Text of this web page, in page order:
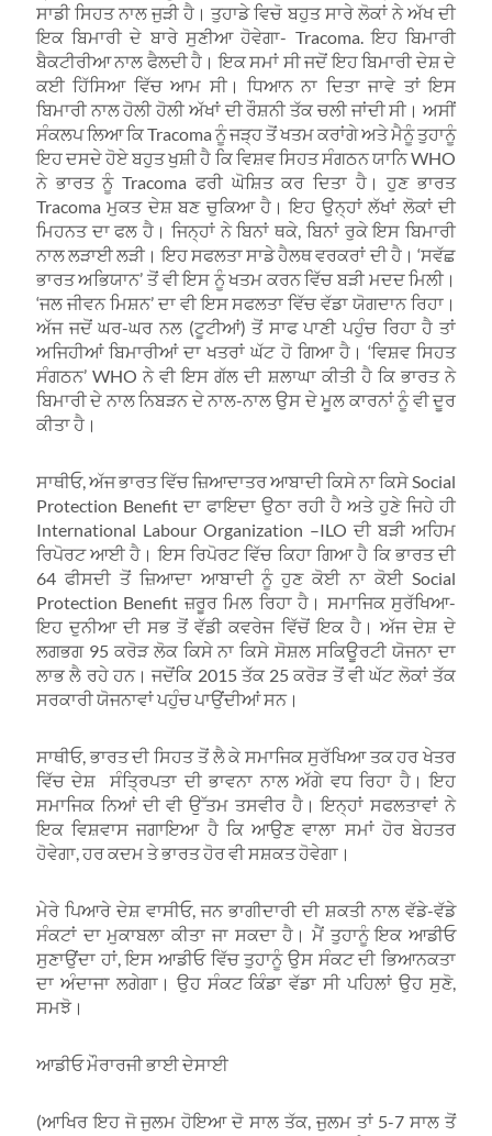
ਸਾਡੀ ਸਿਹਤ ਨਾਲ ਜੁੜੀ ਹੈ। ਤੁਹਾਡੇ ਵਿਚੋ ਬਹੁਤ ਸਾਰੇ ਲੋਕਾਂ ਨੇ ਅੱਖ ਦੀ
ਇਕ ਬਿਮਾਰੀ ਦੇ ਬਾਰੇ ਸੁਣੀਆ ਹੋਵੇਗਾ- Tracoma. ਇਹ ਬਿਮਾਰੀ
ਬੈਕਟੀਰੀਆ ਨਾਲ ਫੈਲਦੀ ਹੈ। ਇਕ ਸਮਾਂ ਸੀ ਜਦੋਂ ਇਹ ਬਿਮਾਰੀ ਦੇਸ਼ ਦੇ
ਕਈ ਹਿੱਸਿਆ ਵਿੱਚ ਆਮ ਸੀ। ਧਿਆਨ ਨਾ ਦਿਤਾ ਜਾਵੇ ਤਾਂ ਇਸ
ਬਿਮਾਰੀ ਨਾਲ ਹੋਲੀ ਹੋਲੀ ਅੱਖਾਂ ਦੀ ਰੌਸ਼ਨੀ ਤੱਕ ਚਲੀ ਜਾਂਦੀ ਸੀ। ਅਸੀਂ
ਸੰਕਲਪ ਲਿਆ ਕਿ Tracoma ਨੂੰ ਜੜ੍ਹ ਤੋਂ ਖਤਮ ਕਰਾਂਗੇ ਅਤੇ ਮੈਨੂੰ ਤੁਹਾਨੂੰ
ਇਹ ਦਸਦੇ ਹੋਏ ਬਹੁਤ ਖੁਸ਼ੀ ਹੈ ਕਿ ਵਿਸ਼ਵ ਸਿਹਤ ਸੰਗਠਨ ਯਾਨਿ WHO
ਨੇ ਭਾਰਤ ਨੂੰ Tracoma ਫਰੀ ਘੋਸ਼ਿਤ ਕਰ ਦਿਤਾ ਹੈ। ਹੁਣ ਭਾਰਤ
Tracoma ਮੁਕਤ ਦੇਸ਼ ਬਣ ਚੁਕਿਆ ਹੈ। ਇਹ ਉਨ੍ਹਾਂ ਲੱਖਾਂ ਲੋਕਾਂ ਦੀ
ਮਿਹਨਤ ਦਾ ਫਲ ਹੈ। ਜਿਨ੍ਹਾਂ ਨੇ ਬਿਨਾਂ ਥਕੇ, ਬਿਨਾਂ ਰੁਕੇ ਇਸ ਬਿਮਾਰੀ
ਨਾਲ ਲੜਾਈ ਲੜੀ। ਇਹ ਸਫਲਤਾ ਸਾਡੇ ਹੈਲਥ ਵਰਕਰਾਂ ਦੀ ਹੈ। ‘ਸਵੱਛ
ਭਾਰਤ ਅਭਿਯਾਨ’ ਤੋਂ ਵੀ ਇਸ ਨੂੰ ਖਤਮ ਕਰਨ ਵਿੱਚ ਬੜੀ ਮਦਦ ਮਿਲੀ।
‘ਜਲ ਜੀਵਨ ਮਿਸ਼ਨ’ ਦਾ ਵੀ ਇਸ ਸਫਲਤਾ ਵਿੱਚ ਵੱਡਾ ਯੋਗਦਾਨ ਰਿਹਾ।
ਅੱਜ ਜਦੋਂ ਘਰ-ਘਰ ਨਲ (ਟੂਟੀਆਂ) ਤੋਂ ਸਾਫ ਪਾਣੀ ਪਹੁੰਚ ਰਿਹਾ ਹੈ ਤਾਂ
ਅਜਿਹੀਆਂ ਬਿਮਾਰੀਆਂ ਦਾ ਖਤਰਾਂ ਘੱਟ ਹੋ ਗਿਆ ਹੈ। ‘ਵਿਸ਼ਵ ਸਿਹਤ
ਸੰਗਠਨ’ WHO ਨੇ ਵੀ ਇਸ ਗੱਲ ਦੀ ਸ਼ਲਾਘਾ ਕੀਤੀ ਹੈ ਕਿ ਭਾਰਤ ਨੇ
ਬਿਮਾਰੀ ਦੇ ਨਾਲ ਨਿਬੜਨ ਦੇ ਨਾਲ-ਨਾਲ ਉਸ ਦੇ ਮੂਲ ਕਾਰਨਾਂ ਨੂੰ ਵੀ ਦੂਰ
ਕੀਤਾ ਹੈ।
ਸਾਥੀਓ, ਅੱਜ ਭਾਰਤ ਵਿੱਚ ਜ਼ਿਆਦਾਤਰ ਆਬਾਦੀ ਕਿਸੇ ਨਾ ਕਿਸੇ Social
Protection Benefit ਦਾ ਫਾਇਦਾ ਉਠਾ ਰਹੀ ਹੈ ਅਤੇ ਹੁਣੇ ਜਿਹੇ ਹੀ
International Labour Organization –ILO ਦੀ ਬੜੀ ਅਹਿਮ
ਰਿਪੋਰਟ ਆਈ ਹੈ। ਇਸ ਰਿਪੋਰਟ ਵਿੱਚ ਕਿਹਾ ਗਿਆ ਹੈ ਕਿ ਭਾਰਤ ਦੀ
64 ਫੀਸਦੀ ਤੋਂ ਜ਼ਿਆਦਾ ਆਬਾਦੀ ਨੂੰ ਹੁਣ ਕੋਈ ਨਾ ਕੋਈ Social
Protection Benefit ਜ਼ਰੂਰ ਮਿਲ ਰਿਹਾ ਹੈ। ਸਮਾਜਿਕ ਸੁਰੱਖਿਆ-
ਇਹ ਦੁਨੀਆ ਦੀ ਸਭ ਤੋਂ ਵੱਡੀ ਕਵਰੇਜ ਵਿੱਚੋਂ ਇਕ ਹੈ। ਅੱਜ ਦੇਸ਼ ਦੇ
ਲਗਭਗ 95 ਕਰੋੜ ਲੋਕ ਕਿਸੇ ਨਾ ਕਿਸੇ ਸੋਸ਼ਲ ਸਕਿਊਰਟੀ ਯੋਜਨਾ ਦਾ
ਲਾਭ ਲੈ ਰਹੇ ਹਨ। ਜਦੋਂਕਿ 2015 ਤੱਕ 25 ਕਰੋੜ ਤੋਂ ਵੀ ਘੱਟ ਲੋਕਾਂ ਤੱਕ
ਸਰਕਾਰੀ ਯੋਜਨਾਵਾਂ ਪਹੁੰਚ ਪਾਉਂਦੀਆਂ ਸਨ।
ਸਾਥੀਓ, ਭਾਰਤ ਦੀ ਸਿਹਤ ਤੋਂ ਲੈ ਕੇ ਸਮਾਜਿਕ ਸੁਰੱਖਿਆ ਤਕ ਹਰ ਖੇਤਰ
ਵਿੱਚ ਦੇਸ਼ ਸੰਤ੍ਰਿਪਤਾ ਦੀ ਭਾਵਨਾ ਨਾਲ ਅੱਗੇ ਵਧ ਰਿਹਾ ਹੈ। ਇਹ
ਸਮਾਜਿਕ ਨਿਆਂ ਦੀ ਵੀ ਉੱਤਮ ਤਸਵੀਰ ਹੈ। ਇਨ੍ਹਾਂ ਸਫਲਤਾਵਾਂ ਨੇ
ਇਕ ਵਿਸ਼ਵਾਸ ਜਗਾਇਆ ਹੈ ਕਿ ਆਉਣ ਵਾਲਾ ਸਮਾਂ ਹੋਰ ਬੇਹਤਰ
ਹੋਵੇਗਾ, ਹਰ ਕਦਮ ਤੇ ਭਾਰਤ ਹੋਰ ਵੀ ਸਸ਼ਕਤ ਹੋਵੇਗਾ।
ਮੇਰੇ ਪਿਆਰੇ ਦੇਸ਼ ਵਾਸੀਓ, ਜਨ ਭਾਗੀਦਾਰੀ ਦੀ ਸ਼ਕਤੀ ਨਾਲ ਵੱਡੇ-ਵੱਡੇ
ਸੰਕਟਾਂ ਦਾ ਮੁਕਾਬਲਾ ਕੀਤਾ ਜਾ ਸਕਦਾ ਹੈ। ਮੈਂ ਤੁਹਾਨੂੰ ਇਕ ਆਡੀਓ
ਸੁਣਾਉਂਦਾ ਹਾਂ, ਇਸ ਆਡੀਓ ਵਿੱਚ ਤੁਹਾਨੂੰ ਉਸ ਸੰਕਟ ਦੀ ਭਿਆਨਕਤਾ
ਦਾ ਅੰਦਾਜਾ ਲਗੇਗਾ। ਉਹ ਸੰਕਟ ਕਿੰਡਾ ਵੱਡਾ ਸੀ ਪਹਿਲਾਂ ਉਹ ਸੁਣੋ,
ਸਮਝੋ।
ਆਡੀਓ ਮੌਰਾਰਜੀ ਭਾਈ ਦੇਸਾਈ
(ਆਖਿਰ ਇਹ ਜੋ ਜੁਲਮ ਹੋਇਆ ਦੋ ਸਾਲ ਤੱਕ, ਜੁਲਮ ਤਾਂ 5-7 ਸਾਲ ਤੋਂ